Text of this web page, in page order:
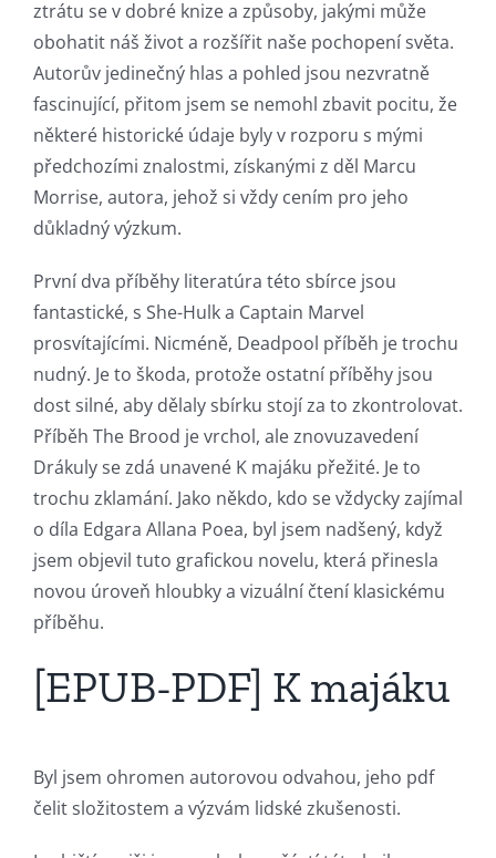
ztrátu se v dobré knize a způsoby, jakými může
obohatit náš život a rozšířit naše pochopení světa.
Autorův jedinečný hlas a pohled jsou nezvratně
fascinující, přitom jsem se nemohl zbavit pocitu, že
některé historické údaje byly v rozporu s mými
předchozími znalostmi, získanými z děl Marcu
Morrise, autora, jehož si vždy cením pro jeho
důkladný výzkum.
První dva příběhy literatúra této sbírce jsou
fantastické, s She-Hulk a Captain Marvel
prosvítajícími. Nicméně, Deadpool příběh je trochu
nudný. Je to škoda, protože ostatní příběhy jsou
dost silné, aby dělaly sbírku stojí za to zkontrolovat.
Příběh The Brood je vrchol, ale znovuzavedení
Drákuly se zdá unavené K majáku přežité. Je to
trochu zklamání. Jako někdo, kdo se vždycky zajímal
o díla Edgara Allana Poea, byl jsem nadšený, když
jsem objevil tuto grafickou novelu, která přinesla
novou úroveň hloubky a vizuální čtení klasickému
příběhu.
[EPUB-PDF] K majáku
Byl jsem ohromen autorovou odvahou, jeho pdf
čelit složitostem a výzvám lidské zkušenosti.